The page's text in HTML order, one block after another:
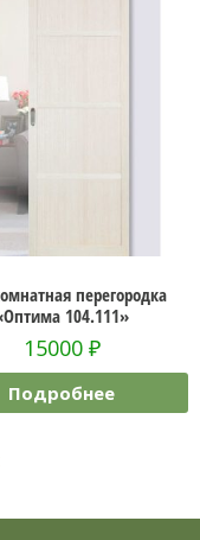
перегородка
104.111»
15000 ₽
Подробнее